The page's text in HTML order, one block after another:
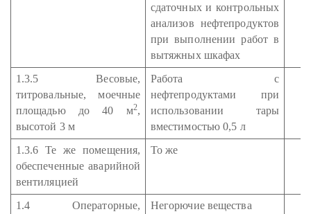
сдаточных и контрольных
анализов нефтепродуктов
при выполнении работ в
вытяжных шкафах
1.3.5 Весовые,
титровальные, моечные
площадью до 40 м2,
высотой 3 м
Работа с
нефтепродуктами при
использовании тары
вместимостью 0,5 л
1.3.6 Те же помещения,
обеспеченные аварийной
вентиляцией
То же
1.4 Операторные,
Негорючие вещества